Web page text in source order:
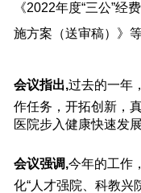
《2022年度“三公”
施方案（送审稿）》
会议指出,过去的一年
作任务，开拓创新，
医院步入健康快速发
会议强调,今年的工作
化“人才强院、科教兴